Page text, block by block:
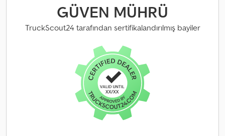
information = Dkedpfx Aajxgm A Nsyer Please contact ATS Norway
for more information.GÜVEN MÜHRÜ
TruckScout24 tarafından sertifikalandırılmış bayiler